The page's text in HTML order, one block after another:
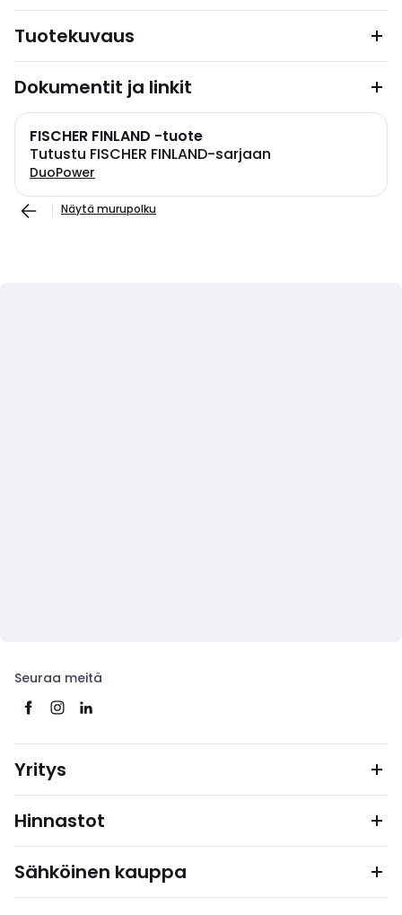
Tuotekuvaus
Dokumentit ja linkit
FISCHER FINLAND -tuote
Tutustu FISCHER FINLAND-sarjaan
DuoPower
Näytä murupolku
Seuraa meitä
Yritys
Hinnastot
Sähköinen kauppa